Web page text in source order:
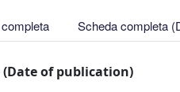
Scheda completa
of publication)